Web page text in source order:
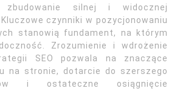
zbudowanie silnej i widocznej
czynniki w pozycjonowaniu
stanowią fundament, na którym
Zrozumienie i wdrożenie
SEO pozwala na znaczące
na stronie, dotarcie do szerszego
i ostateczne osiągnięcie